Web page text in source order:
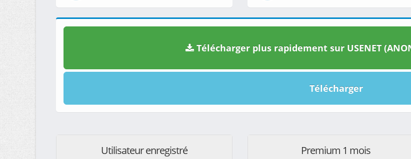
Télécharger plus rapidement sur USENET
Télécharger
Utilisateur enregistré Premium 1 mois